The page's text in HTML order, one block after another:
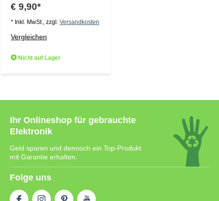
€ 9,90*
* Inkl. MwSt., zzgl. Versandkosten
Vergleichen
Nicht auf Lager
Ihr Onlineshop für gebrauchte
Elektronik
Geld sparen und dennoch ein Top-Produkt
mit Garantie erhalten.
Folge uns